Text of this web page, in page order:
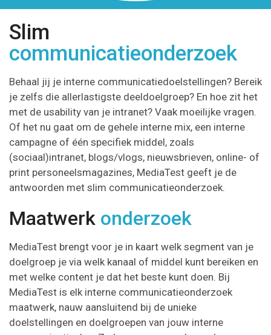
Slim
communicatieonderzoek
Behaal jij je interne communicatiedoelstellingen? Bereik
je zelfs die allerlastigste deeldoelgroep? En hoe zit het
met de usability van je intranet? Vaak moeilijke vragen.
Of het nu gaat om de gehele interne mix, een interne
campagne of één specifiek middel, zoals
(sociaal)intranet, blogs/vlogs, nieuwsbrieven, online- of
print personeelsmagazines, MediaTest geeft je de
antwoorden met slim communicatieonderzoek.
Maatwerk onderzoek
MediaTest brengt voor je in kaart welk segment van je
doelgroep je via welk kanaal of middel kunt bereiken en
met welke content je dat het beste kunt doen. Bij
MediaTest is elk interne communicatieonderzoek
maatwerk, nauw aansluitend bij de unieke
doelstellingen en doelgroepen van jouw interne